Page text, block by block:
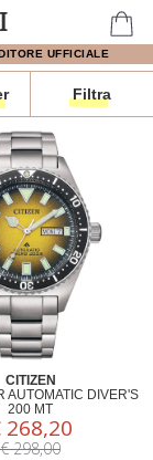
UFFICIALE
Filtra
CITIZEN
AUTOMATIC DIVER'S
200 MT
52X
268,20
€ 298,00